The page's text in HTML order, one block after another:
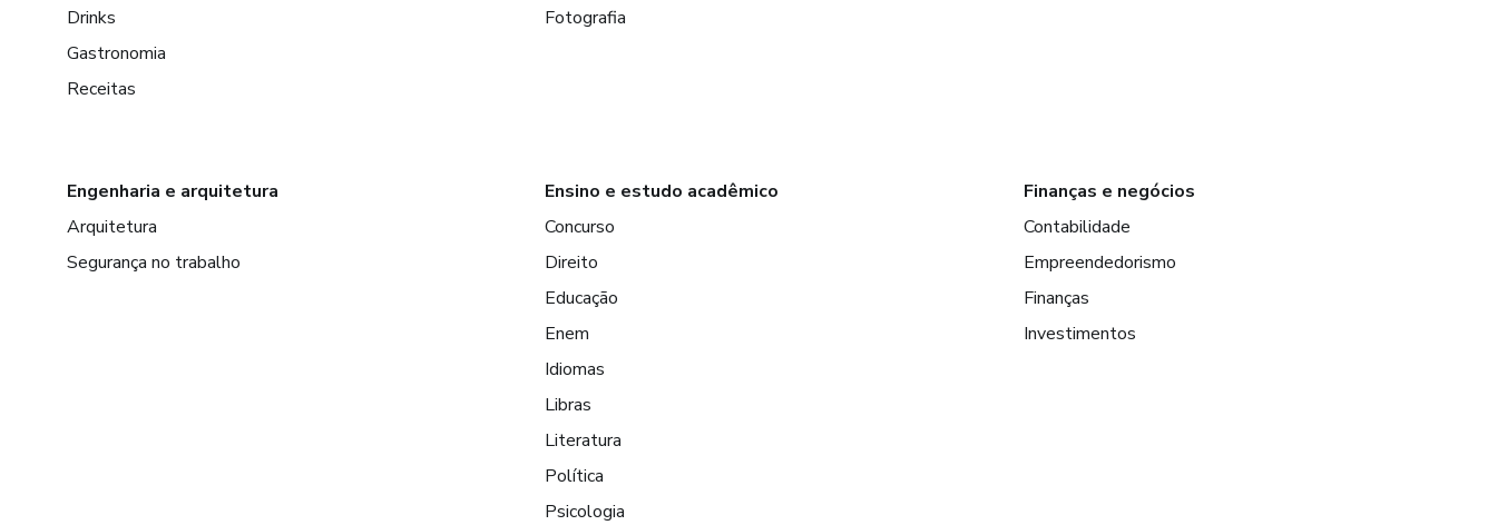
Drinks
Gastronomia
Receitas
Fotografia
Engenharia e arquitetura
Arquitetura
Segurança no trabalho
Ensino e estudo acadêmico
Concurso
Direito
Educação
Enem
Idiomas
Libras
Literatura
Política
Psicologia
Finanças e negócios
Contabilidade
Empreendedorismo
Finanças
Investimentos